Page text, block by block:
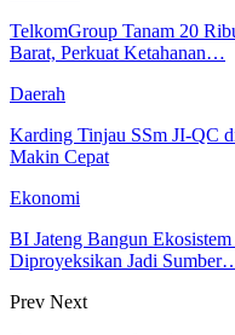
TelkomGroup Tanam 20
Barat, Perkuat Ketahanan…
Daerah
Karding Tinjau SSm JI-QC
Makin Cepat
Ekonomi
BI Jateng Bangun
Diproyeksikan Jadi
Prev Next